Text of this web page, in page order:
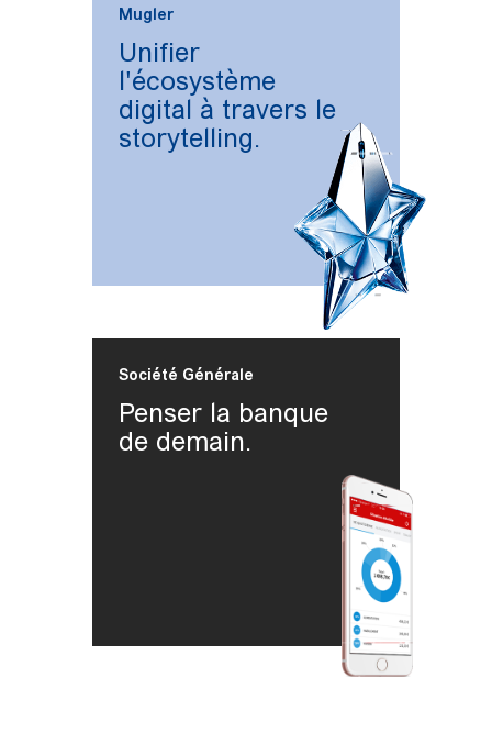
Mugler
Unifier
l'écosystème
digital à travers le
storytelling.
Société Générale
Penser la banque
de demain.